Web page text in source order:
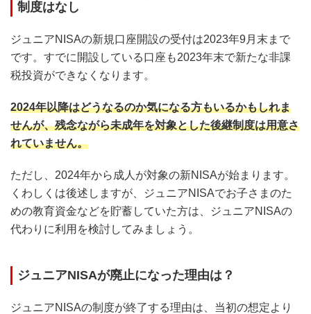
制度はなし
ジュニアNISAの新規口座開設の受付は2023年9月末まで
です。すでに開設している口座も2023年末で新たな非課
税投資ができなくなります。
2024年以降はどうなるのか気になる方もいるかもしれま
せんが、残念ながら未成年を対象とした後継制度は用意さ
れていません。
ただし、2024年から成人が対象の新NISAが始まります。
くわしくは後述しますが、ジュニアNISAでお子さまのた
めの教育資金などを貯蓄していた方は、ジュニアNISAの
代わりに利用を検討してみましょう。
ジュニアNISAが廃止になった理由は？
ジュニアNISAの制度が終了する理由は、当初の想定より